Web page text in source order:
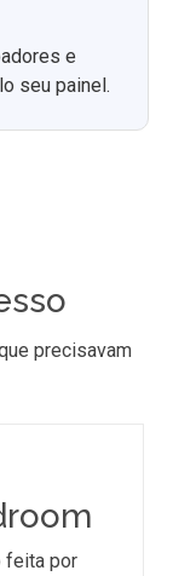
e
seu painel.
precisavam
feita por